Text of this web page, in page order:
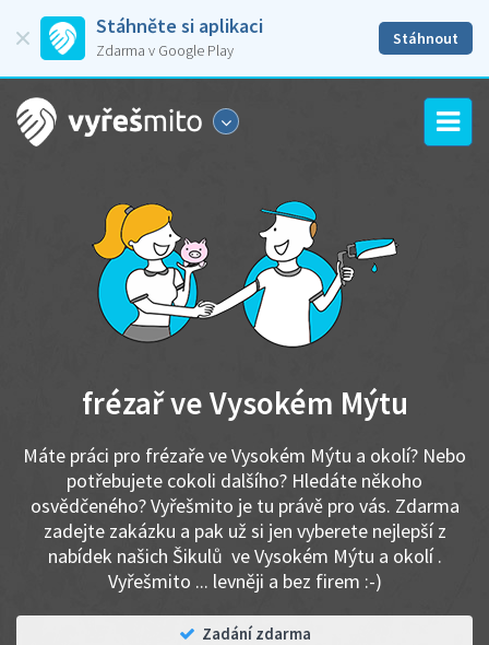
Stáhněte si aplikaci
Zdarma v Google Play
Stáhnout
frézař ve Vysokém Mýtu
Máte práci pro frézaře ve Vysokém Mýtu a okolí? Nebo
potřebujete cokoli dalšího? Hledáte někoho
osvědčeného? Vyřešmito je tu právě pro vás. Zdarma
zadejte zakázku a pak už si jen vyberete nejlepší z
nabídek našich Šikulů ve Vysokém Mýtu a okolí .
Vyřešmito ... levněji a bez firem :-)
Zadání zdarma